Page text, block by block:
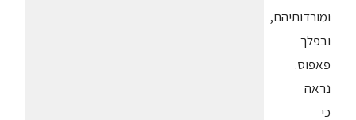
ומורדותיהם,
ובפלך
פאפוס.
נראה
כי